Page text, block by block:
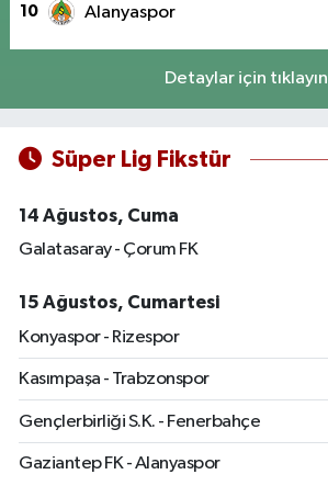
10 Alanyaspor
Detaylar için tıklayın
Süper Lig Fikstür
14 Ağustos, Cuma
Galatasaray - Çorum FK
15 Ağustos, Cumartesi
Konyaspor - Rizespor
Kasımpaşa - Trabzonspor
Gençlerbirliği S.K. - Fenerbahçe
Gaziantep FK - Alanyaspor